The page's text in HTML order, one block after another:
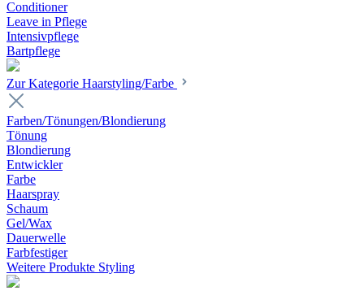
Conditioner
Leave in Pflege
Intensivpflege
Bartpflege
Zur Kategorie Haarstyling/Farbe
Farben/Tönungen/Blondierung
Tönung
Blondierung
Entwickler
Farbe
Haarspray
Schaum
Gel/Wax
Dauerwelle
Farbfestiger
Weitere Produkte Styling